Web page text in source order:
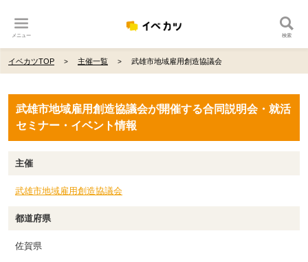
メニュー 検索
イベカツTOP 主催一覧 武雄市地域雇用創造協議会
武雄市地域雇用創造協議会が開催する合同説明会・就活
セミナー・イベント情報
主催
武雄市地域雇用創造協議会
都道府県
佐賀県